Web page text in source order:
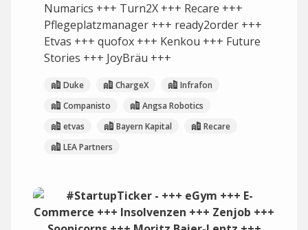
Numarics +++ Turn2X +++ Recare +++
Pflegeplatzmanager +++ ready2order +++
Etvas +++ quofox +++ Kenkou +++ Future
Stories +++ JoyBräu +++
Duke ChargeX
Infrafon
Companisto
Angsa Robotics
etvas
Bayern Kapital
Recare
LEA Partners